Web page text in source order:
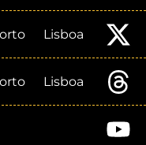
Lisboa
Lisboa